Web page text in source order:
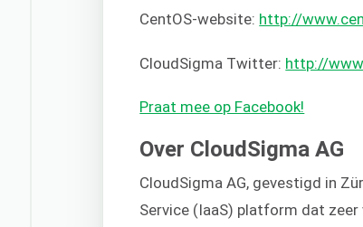
CentOS-website: http://
CloudSigma Twitter: http://
Praat mee op Facebook!
Over CloudSigma AG
CloudSigma AG, gevestigd in
Service (IaaS) platform dat